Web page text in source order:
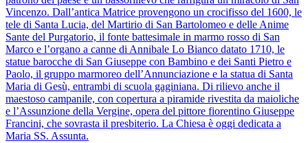
Vincenzo. Dall’antica Matrice provengono un crocifisso del 1600, le
tele di Santa Lucia, del Martirio di San Bartolomeo e delle Anime
Sante del Purgatorio, il fonte battesimale in marmo rosso di San
Marco e l’organo a canne di Annibale Lo Bianco datato 1710, le
statue barocche di San Giuseppe con Bambino e dei Santi Pietro e
Paolo, il gruppo marmoreo dell’Annunciazione e la statua di Santa
Maria di Gesù, entrambi di scuola gaginiana. Di rilievo anche il
maestoso campanile, con copertura a piramide rivestita da maioliche
e l’Assunzione della Vergine, opera del pittore fiorentino Giuseppe
Francini, che sovrasta il presbiterio. La Chiesa è oggi dedicata a
Maria SS. Assunta.